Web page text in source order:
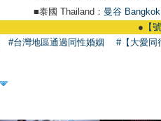
■泰國 Thailand： 曼谷 Bangkok
【號外】
#台灣地區通過同性婚姻 #【大愛同